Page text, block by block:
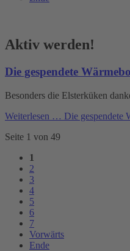
Aktiv werden!
Die gespendete
Besonders die Elsterküken
Weiterlesen … Die gespendete
Seite 1 von 49
1
2
3
4
5
6
7
Vorwärts
Ende